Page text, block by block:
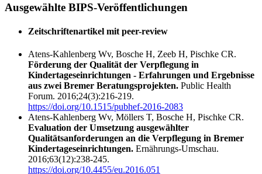
Ausgewählte BIPS-Veröffentlichungen
Zeitschriftenartikel mit peer-review
Atens-Kahlenberg Wv, Bosche H, Zeeb H, Pischke CR.
Förderung der Qualität der Verpflegung in
Kindertageseinrichtungen - Erfahrungen und Ergebnisse
aus zwei Bremer Beratungsprojekten. Public Health
Forum. 2016;24(3):216-219.
https://doi.org/10.1515/pubhef-2016-2083
Atens-Kahlenberg Wv, Möllers T, Bosche H, Pischke CR.
Evaluation der Umsetzung ausgewählter
Qualitätsanforderungen an die Verpflegung in Bremer
Kindertageseinrichtungen. Ernährungs-Umschau.
2016;63(12):238-245.
https://doi.org/10.4455/eu.2016.051